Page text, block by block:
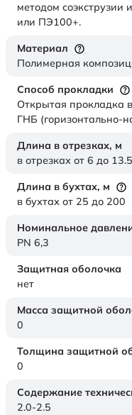
методом
или ПЭ100+.
Материал
Полимерная
Способ прокладки
Открытая прокладка
ГНБ (горизонтально-
Длина в отрезках, м
в отрезках от 6 до 13.5
Длина в бухтах, м
в бухтах от 25 до 200
Номинальное
PN 6,3
Защитная оболочка
нет
Масса защитной
0
Толщина защитной
0
Содержание
2.0-2.5